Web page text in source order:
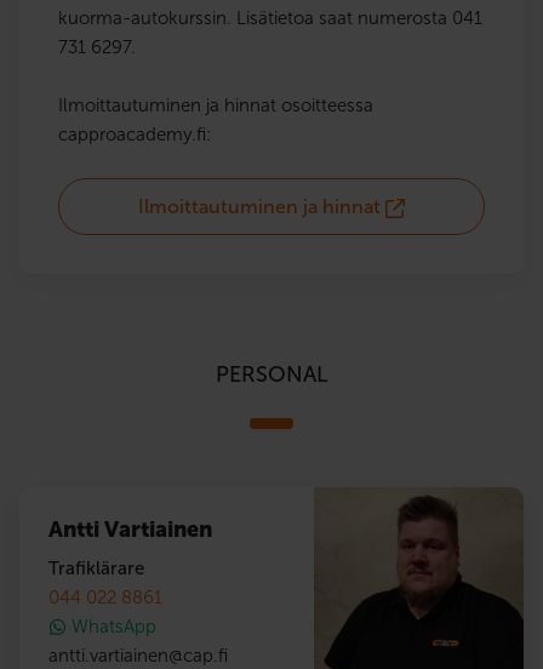
kuorma-autokurssin. Lisätietoa saat numerosta 041
731 6297.
Ilmoittautuminen ja hinnat osoitteessa
capproacademy.fi:
Ilmoittautuminen ja hinnat
PERSONAL
Antti Vartiainen
Trafiklärare
044 022 8861
WhatsApp
antti.vartiainen@cap.fi